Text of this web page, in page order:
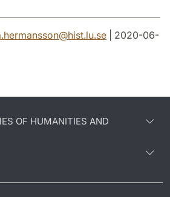
@hist.lu.se | 2020-06-
OF HUMANITIES AND